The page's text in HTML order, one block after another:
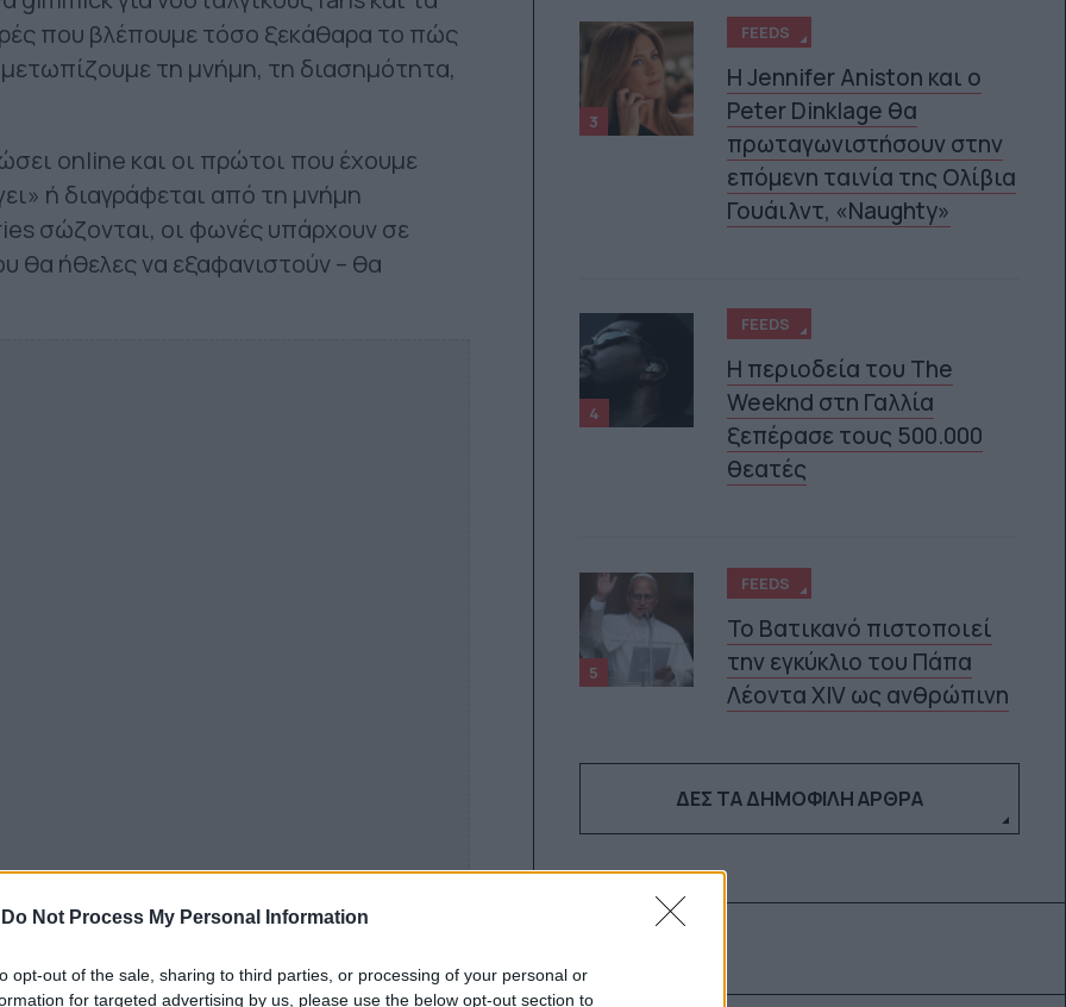
Do Not Process My Personal Information
opt-out of the sale, sharing to third parties, or processing of your personal or
for targeted advertising by us, please use the below opt-out section to
που βλέπουμε τόσο ξεκάθαρα το πώς
τη μνήμη, τη διασημότητα,
online και οι πρώτοι που έχουμε
ή διαγράφεται από τη μνήμη
σώζονται, οι φωνές υπάρχουν σε
θα ήθελες να εξαφανιστούν – θα
3
FEEDS
Η Jennifer Aniston και ο
Peter Dinklage θα
πρωταγωνιστήσουν στην
επόμενη ταινία της Ολίβια
Γουάιλντ, «Naughty»
4
FEEDS
Η περιοδεία του The
Weeknd στη Γαλλία
ξεπέρασε τους 500.000
θεατές
5
FEEDS
Το Βατικανό πιστοποιεί
την εγκύκλιο του Πάπα
Λέοντα XIV ως ανθρώπινη
ΔΕΣ ΤΑ ΔΗΜΟΦΙΛΉ ΆΡΘΡΑ